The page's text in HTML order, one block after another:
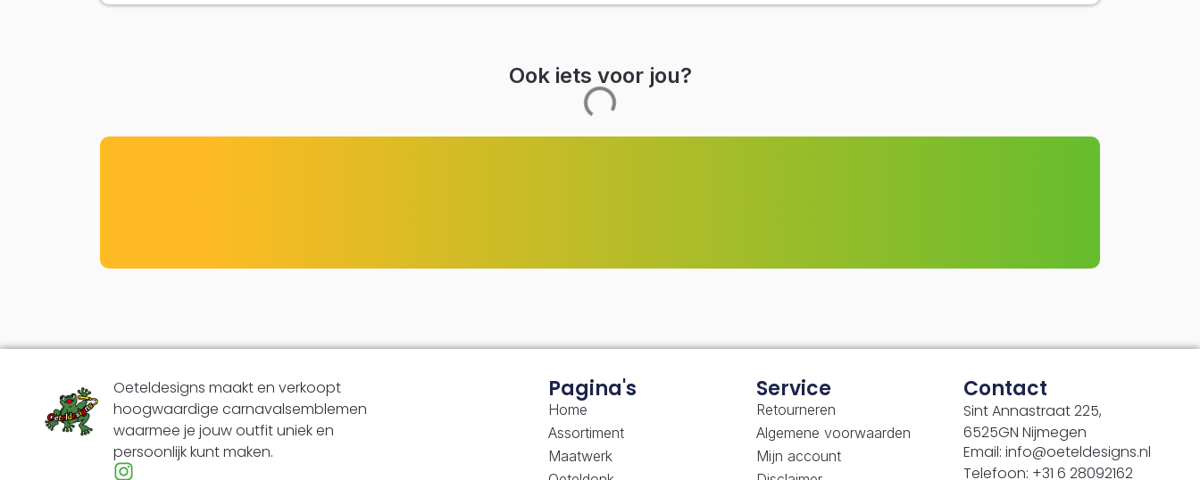
Ook iets voor jou?
Oeteldesigns maakt en verkoopt
hoogwaardige carnavalsemblemen
waarmee je jouw outfit uniek en
persoonlijk kunt maken.
Pagina's
Home
Assortiment
Maatwerk
Service
Retourneren
Algemene voorwaarden
Mijn account
Contact
Sint Annastraat 225,
6525GN Nijmegen
Email: info@oeteldesigns.nl
Telefoon: +31 6 28092162